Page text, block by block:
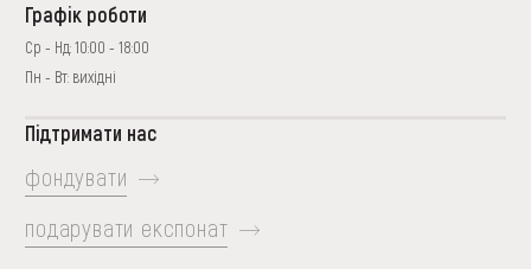
Графік роботи
Ср - Нд: 10:00 - 18:00
Пн - Вт: вихідні
Підтримати нас
фондувати
подарувати експонат